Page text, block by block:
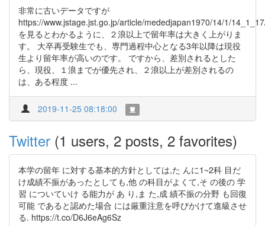
非常に古いデータですが
https://www.jstage.jst.go.jp/article/mededjapan1970/14/1/
を見るとわかるように、２浪以上で留年率は大きく上がりま
す。 大卒再受験生でも、専門過程中心となる3年以降は現役
生より留年率が高いのです。 ですから、差別されるとした
ら、現役、１浪までが優先され、２浪以上が差別されるの
は、ある程度 ...
2019-11-25 08:18:00
Twitter (1 users, 2 posts, 2 favorites)
本学の留年 に対する基本的方針としては,た んに1~2科 目だ
け成績不振があったとしても,他 の科目がよくて,そ の後の 学
習 についていけ る能力が あ り,ま た,成 績不振の分野 も回復
可能 であると認めた場合 には厳重注意を呼びかけて進級させ
る. https://t.co/D6J6eAg6Sz